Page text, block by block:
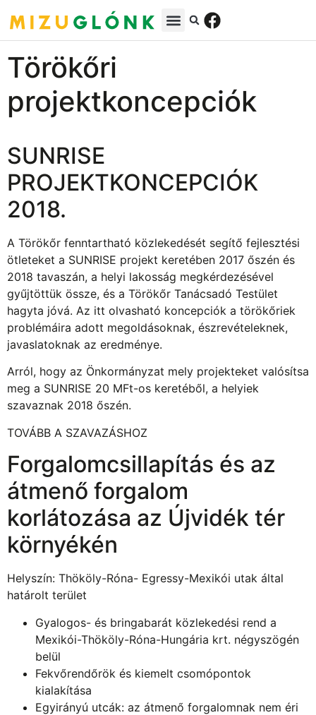
Törökőri
projektkoncepciók
SUNRISE
PROJEKTKONCEPCIÓK
2018.
A Törökőr fenntartható közlekedését segítő fejlesztési
ötleteket a SUNRISE projekt keretében 2017 őszén és
2018 tavaszán, a helyi lakosság megkérdezésével
gyűjtöttük össze, és a Törökőr Tanácsadó Testület
hagyta jóvá. Az itt olvasható koncepciók a törökőriek
problémáira adott megoldásoknak, észrevételeknek,
javaslatoknak az eredménye.
Arról, hogy az Önkormányzat mely projekteket valósítsa
meg a SUNRISE 20 MFt-os keretéből, a helyiek
szavaznak 2018 őszén.
TOVÁBB A SZAVAZÁSHOZ
Forgalomcsillapítás és az
átmenő forgalom
korlátozása az Újvidék tér
környékén
Helyszín: Thököly-Róna- Egressy-Mexikói utak által
határolt terület
Gyalogos- és bringabarát közlekedési rend a
Mexikói-Thököly-Róna-Hungária krt. négyszögén
belül
Fekvőrendőrök és kiemelt csomópontok
kialakítása
Egyirányú utcák: az átmenő forgalomnak nem éri